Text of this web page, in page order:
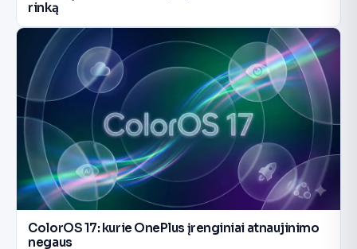
rinką
ColorOS 17: kurie OnePlus įrenginiai atnaujinimo
negaus